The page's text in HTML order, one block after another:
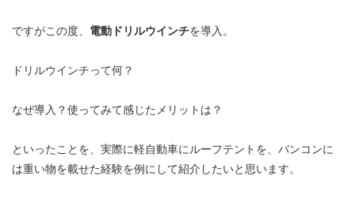
ですがこの度、 電動ドリルウインチを導入。
ドリルウインチって何？
なぜ導入？使ってみて感じたメリットは？
といったことを、実際に軽自動車にルーフテントを、バンコンに
は重い物を載せた経験を例にして紹介したいと思います。